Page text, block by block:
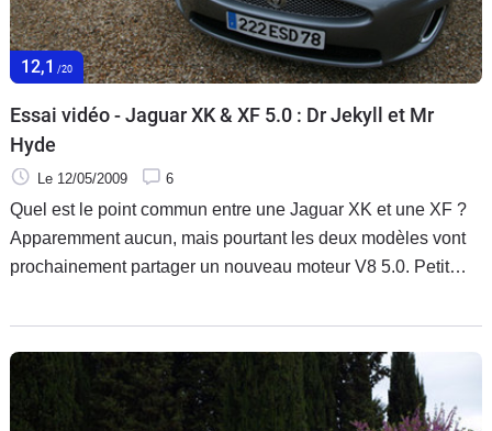
12,1 /20
Essai vidéo - Jaguar XK & XF 5.0 : Dr Jekyll et Mr
Hyde
Le 12/05/2009 6
Quel est le point commun entre une Jaguar XK et une XF ?
Apparemment aucun, mais pourtant les deux modèles vont
prochainement partager un nouveau moteur V8 5.0. Petit